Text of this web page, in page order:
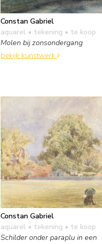
Constan Gabriel
aquarel • tekening • te koop
Molen bij zonsondergang
bekijk kunstwerk
Constan Gabriel
aquarel • tekening • te koop
Schilder onder paraplu in een